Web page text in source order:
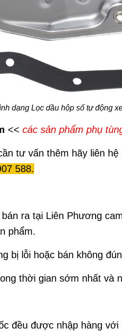
dạng Lọc dầu hộp số tự động
<< các sản phẩm phụ
tư vấn thêm hãy liên
588.
ra tại Liên Phương
phẩm.
bị lỗi hoặc bán không
thời gian sớm nhất và
đều được nhập hàng